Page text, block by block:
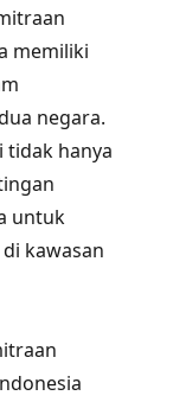
memiliki
negara.
tidak hanya
untuk
kawasan